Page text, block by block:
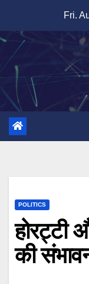
content
Fri.
POLITICS
होरट्टी
की